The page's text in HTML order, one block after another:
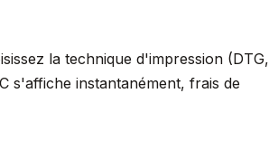
la technique d'impression (DTG,
s'affiche instantanément, frais de